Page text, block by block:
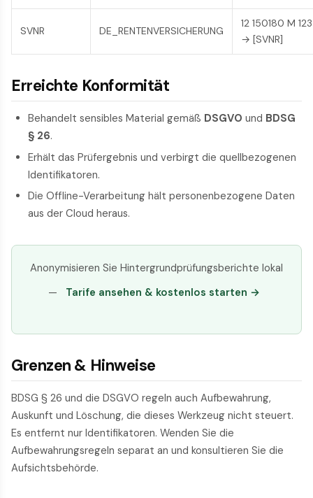
SVNR DE_RENTENVERSICHERUNG
12 150180 M 123
→ [SVNR]
Erreichte Konformität
Behandelt sensibles Material gemäß DSGVO und BDSG
§ 26.
Erhält das Prüfergebnis und verbirgt die quellbezogenen
Identifikatoren.
Die Offline-Verarbeitung hält personenbezogene Daten
aus der Cloud heraus.
Anonymisieren Sie Hintergrundprüfungsberichte lokal
—
Tarife ansehen & kostenlos starten →
Grenzen & Hinweise
BDSG § 26 und die DSGVO regeln auch Aufbewahrung,
Auskunft und Löschung, die dieses Werkzeug nicht steuert.
Es entfernt nur Identifikatoren. Wenden Sie die
Aufbewahrungsregeln separat an und konsultieren Sie die
Aufsichtsbehörde.